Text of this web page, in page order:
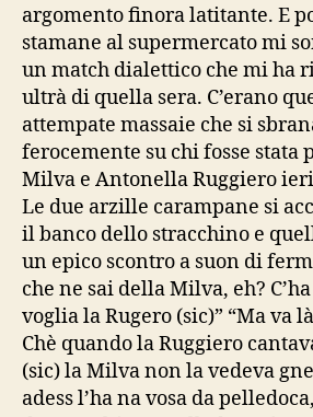
argomento finora latitante. E
stamane al supermercato mi
un match dialettico che mi ha
ultrà di quella sera. C’erano
attempate massaie che si
ferocemente su chi fosse stata
Milva e Antonella Ruggiero
Le due arzille carampane si
il banco dello stracchino e
un epico scontro a suon di
che ne sai della Milva, eh?
voglia la Rugero (sic)” “Ma va
Chè quando la Ruggiero
(sic) la Milva non la vedeva
adess l’ha na vosa da